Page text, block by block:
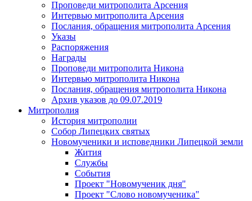
Проповеди митрополита Арсения
Интервью митрополита Арсения
Послания, обращения митрополита Арсения
Указы
Распоряжения
Награды
Проповеди митрополита Никона
Интервью митрополита Никона
Послания, обращения митрополита Никона
Архив указов до 09.07.2019
Митрополия
История митрополии
Собор Липецких святых
Новомученики и исповедники Липецкой земли
Жития
Службы
События
Проект "Новомученик дня"
Проект "Слово новомученика"